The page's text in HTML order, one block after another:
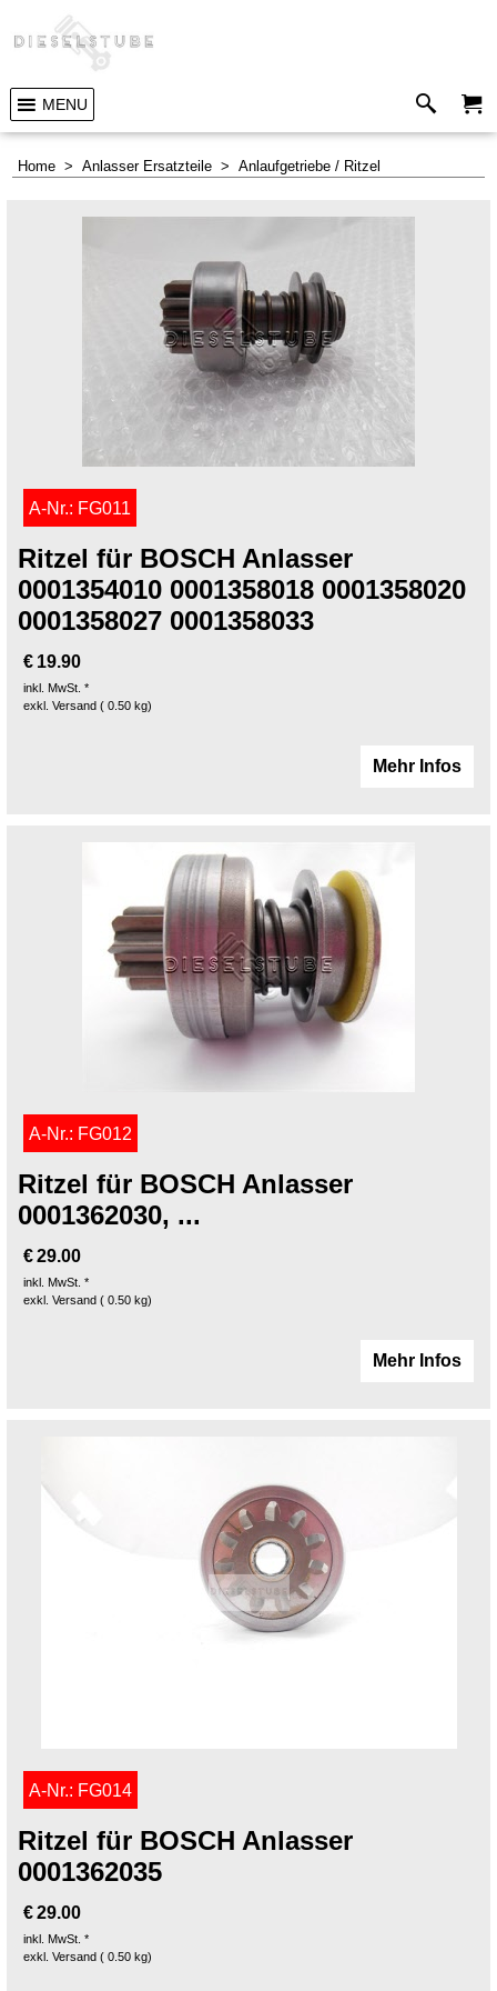
MENU
Home > Anlasser Ersatzteile > Anlaufgetriebe / Ritzel
A-Nr.: FG011
Ritzel für BOSCH Anlasser
0001354010 0001358018 0001358020
0001358027 0001358033
€ 19.90
inkl. MwSt. *
exkl. Versand
0.50 kg
Mehr Infos
A-Nr.: FG012
Ritzel für BOSCH Anlasser
0001362030, ...
€29.00
inkl. MwSt. *
exkl. Versand
0.50 kg
Mehr Infos
A-Nr.: FG014
Ritzel für BOSCH Anlasser
0001362035
€29.00
inkl. MwSt. *
exkl. Versand
0.50 kg